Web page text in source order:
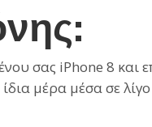
σας iPhone 8 και
μέρα μέσα σε